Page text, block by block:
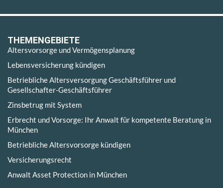
THEMENGEBIETE
Altersvorsorge und Vermögensplanung
Lebensversicherung kündigen
Betriebliche Altersversorgung Geschäftsführer und
Gesellschafter-Geschäftsführer
Zinsbetrug mit System
Erbrecht und Vorsorge: Ihr Anwalt für kompetente Beratung in
München
Betriebliche Altersvorsorge kündigen
Versicherungsrecht
Anwalt Asset Protection in München